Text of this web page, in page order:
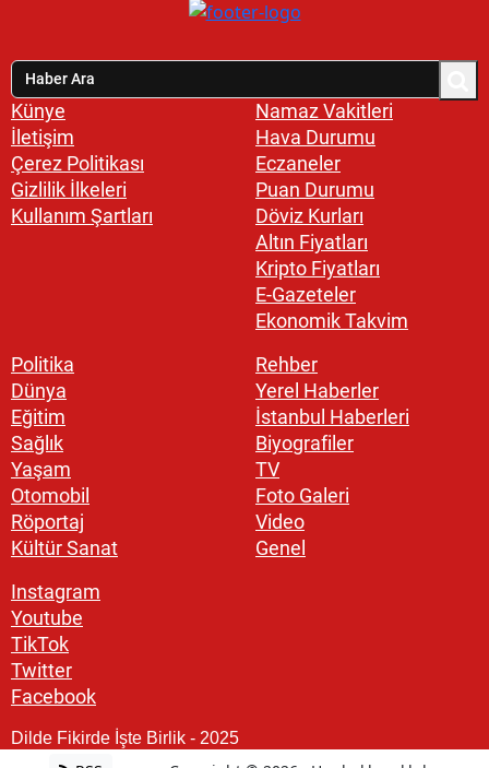
Künye
İletişim
Çerez Politikası
Gizlilik İlkeleri
Kullanım Şartları
Namaz Vakitleri
Hava Durumu
Eczaneler
Puan Durumu
Döviz Kurları
Altın Fiyatları
Kripto Fiyatları
E-Gazeteler
Ekonomik Takvim
Politika
Dünya
Eğitim
Sağlık
Yaşam
Otomobil
Röportaj
Kültür Sanat
Rehber
Yerel Haberler
İstanbul Haberleri
Biyografiler
TV
Foto Galeri
Video
Genel
Instagram
Youtube
TikTok
Twitter
Facebook
Dilde Fikirde İşte Birlik - 2025